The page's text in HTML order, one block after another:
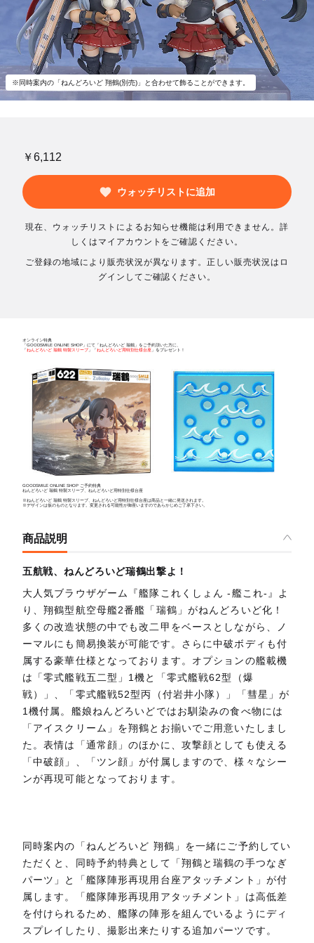
※同時案内の「ねんどろいど 翔鶴(別売)」と合わせて飾ることができます。
￥6,112
ウォッチリストに追加
現在、ウォッチリストによるお知らせ機能は利用できません。詳
しくはマイアカウントをご確認ください。
ご登録の地域により販売状況が異なります。正しい販売状況はロ
グインしてご確認ください。
オンライン特典
「GOODSMILE ONLINE SHOP」にて「ねんどろいど 瑞鶴」をご予約頂いた方に、
「ねんどろいど 瑞鶴 特製スリーブ 」「ねんどろいど用特別仕様台座 」をプレゼント！
GOODSMILE ONLINE SHOP ご予約特典
ねんどろいど 瑞鶴 特製スリーブ、ねんどろいど用特別仕様台座
※ねんどろいど 瑞鶴 特製スリーブ、ねんどろいど用特別仕様台座は商品と一緒に発送されます。
※デザインは仮のものとなります。変更される可能性が御座いますのであらかじめご了承下さい。
商品説明
五航戦、ねんどろいど瑞鶴出撃よ！
大人気ブラウザゲーム『艦隊これくしょん -艦これ-』よ
り、翔鶴型航空母艦2番艦「瑞鶴」がねんどろいど化！
多くの改造状態の中でも改二甲をベースとしながら、ノ
ーマルにも簡易換装が可能です。さらに中破ボディも付
属する豪華仕様となっております。オプションの艦載機
は「零式艦戦五二型」1機と「零式艦戦62型（爆
戦）」、「零式艦戦52型丙（付岩井小隊）」「彗星」が
1機付属。艦娘ねんどろいどではお馴染みの食べ物には
「アイスクリーム」を翔鶴とお揃いでご用意いたしまし
た。表情は「通常顔」のほかに、攻撃顔としても使える
「中破顔」、「ツン顔」が付属しますので、様々なシー
ンが再現可能となっております。
同時案内の「ねんどろいど 翔鶴」を一緒にご予約してい
ただくと、同時予約特典として「翔鶴と瑞鶴の手つなぎ
パーツ」と「艦隊陣形再現用台座アタッチメント」が付
属します。「艦隊陣形再現用アタッチメント」は高低差
を付けられるため、艦隊の陣形を組んでいるようにディ
スプレイしたり、撮影出来たりする追加パーツです。